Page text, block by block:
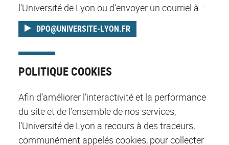
l'Université de Lyon ou d'envoyer un courriel à :
DPO@UNIVERSITE-LYON.FR
POLITIQUE COOKIES
Afin d’améliorer l’interactivité et la performance
du site et de l’ensemble de nos services,
l’Université de Lyon a recours à des traceurs,
communément appelés cookies, pour collecter